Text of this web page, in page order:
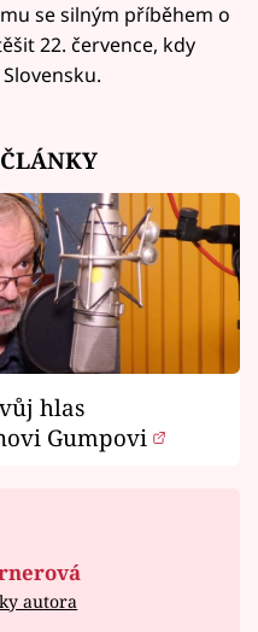
se silným příběhem o
22. července, kdy
hlas
Gumpovi
autora